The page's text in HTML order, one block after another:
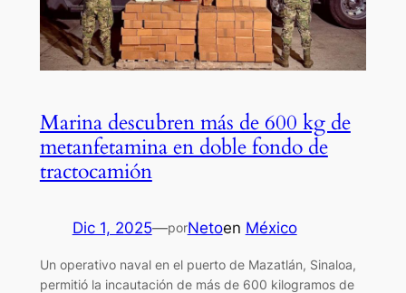
Marina descubren más de 600 kg de
metanfetamina en doble fondo de
tractocamión
Dic 1, 2025—porNetoen México
Un operativo naval en el puerto de Mazatlán, Sinaloa,
permitió la incautación de más de 600 kilogramos de